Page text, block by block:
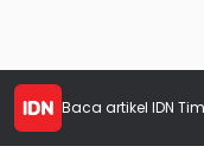
Baca artikel IDN